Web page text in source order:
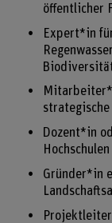
öffentlicher
Expert*in
strategische
Dozent*in
Gründer*in